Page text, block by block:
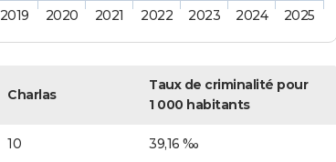
2019 2020 2021 2022 2023 2024 2025
Charlas
Taux de criminalité pour
1 000 habitants
10 39,16 ‰